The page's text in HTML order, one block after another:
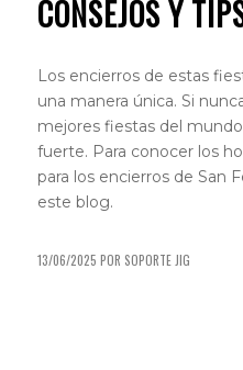
CONSEJOS Y
Los encierros de estas
una manera única. Si
mejores fiestas del
fuerte. Para conocer los
para los encierros de San
este blog.
13/06/2025 POR SOPORTE JIG